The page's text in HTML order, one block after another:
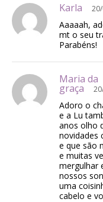
Karla
Aaaaah,
mt o seu
Parabéns!
Maria da
graça
Adoro o
e a Lu
anos olho
novidades
e que são
e muitas
mergulhar
nossos
uma
cabelo e